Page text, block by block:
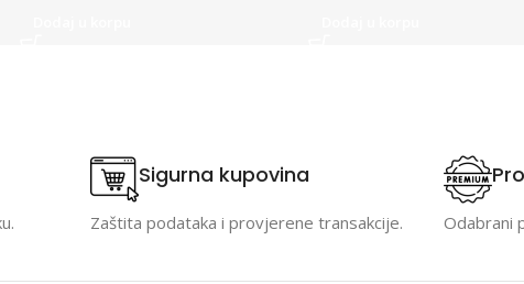
Sigurna kupovina
Zaštita podataka i provjerene transakcije. Odabrani